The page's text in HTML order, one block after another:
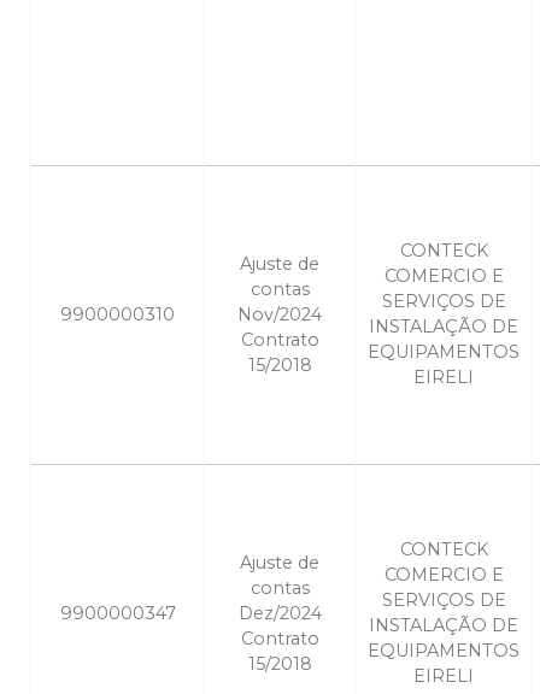
9900000310
Ajuste de
contas
Nov/2024
Contrato
15/2018
CONTECK
COMERCIO E
SERVIÇOS DE
INSTALAÇÃO DE
EQUIPAMENTOS
EIRELI
9900000347
Ajuste de
contas
Dez/2024
Contrato
15/2018
CONTECK
COMERCIO E
SERVIÇOS DE
INSTALAÇÃO DE
EQUIPAMENTOS
EIRELI